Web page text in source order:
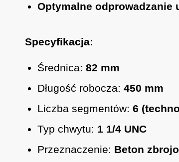
Optymalne odprowadzanie
Specyfikacja:
Średnica: 82 mm
Długość robocza: 450 mm
Liczba segmentów: 6
Typ chwytu: 1 1/4 UNC
Przeznaczenie: Beton